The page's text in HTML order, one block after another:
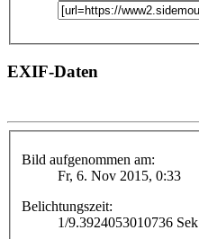
EXIF-Daten
Bild aufgenommen am:
Fr, 6. Nov 2015, 0:33
Belichtungszeit:
1/9.3924053010736 Sek